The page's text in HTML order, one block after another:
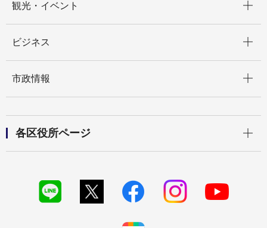
観光・イベント
ビジネス
市政情報
各区役所ページ